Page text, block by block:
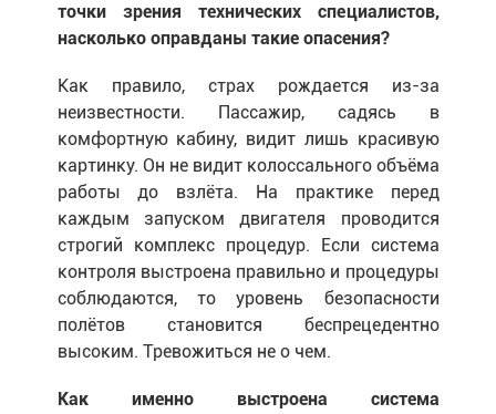
точки зрения технических специалистов,
насколько оправданы такие опасения?
Как правило, страх рождается из-за
неизвестности. Пассажир, садясь в
комфортную кабину, видит лишь красивую
картинку. Он не видит колоссального объёма
работы до взлёта. На практике перед
каждым запуском двигателя проводится
строгий комплекс процедур. Если система
контроля выстроена правильно и процедуры
соблюдаются, то уровень безопасности
полётов становится беспрецедентно
высоким. Тревожиться не о чем.
Как именно выстроена система